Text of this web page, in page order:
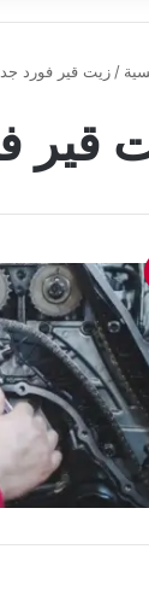
/ زيت قير فورد
قير